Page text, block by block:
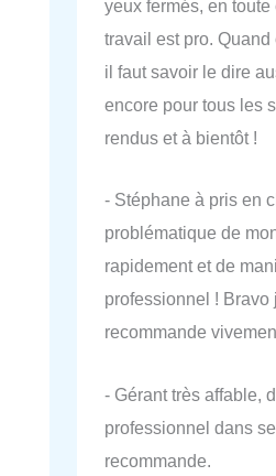
yeux fermés, en
travail est pro.
il faut savoir le dire
encore pour tous les
rendus et à bientôt !
- Stéphane à pris en
problématique de
rapidement et de
professionnel ! Bravo
recommande
- Gérant très affable,
professionnel dans
recommande.